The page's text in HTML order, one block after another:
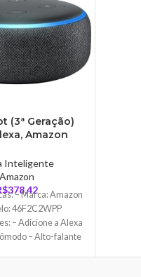
(3ª Geração)
Amazon
Inteligente
Amazon
378,42
– Marca: Amazon
46F2C2WPP
– Adicione a Alexa
– Alto-falante